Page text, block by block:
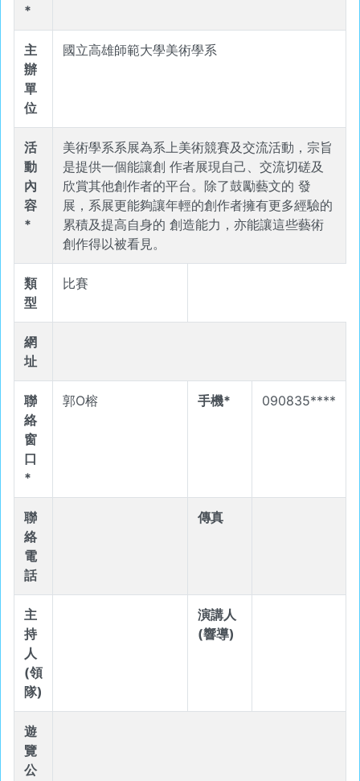
*
主
辦
單
位
國立高雄師範大學美術學系
活
動
內
容
*
美術學系系展為系上美術競賽及交流活動，宗旨
是提供一個能讓創 作者展現自己、交流切磋及
欣賞其他創作者的平台。除了鼓勵藝文的 發
展，系展更能夠讓年輕的創作者擁有更多經驗的
累積及提高自身的 創造能力，亦能讓這些藝術
創作得以被看見。
類
型
比賽
網
址
聯
絡
窗
口
*
郭O榕 手機* 090835****
聯
絡
電
話
傳真
主
持
人
(領
隊)
演講人
(響導)
遊
覽
公